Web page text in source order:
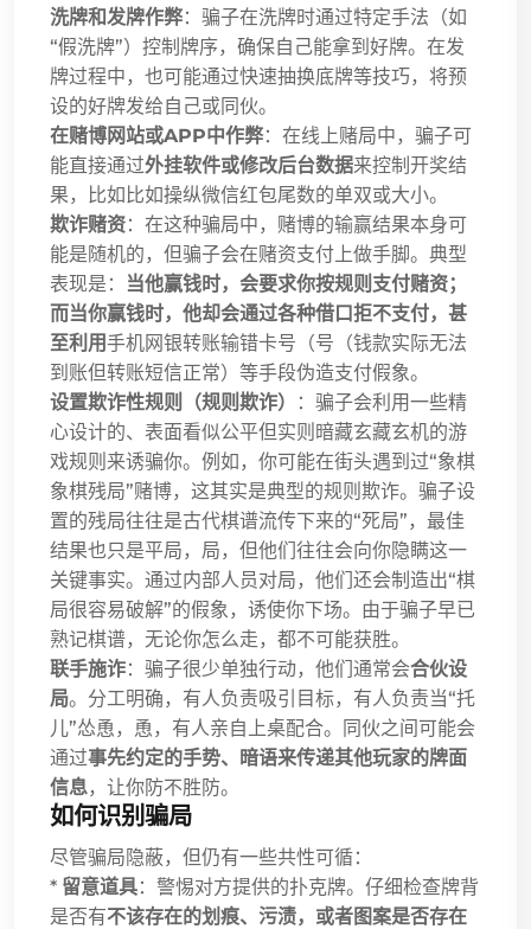
洗牌和发牌作弊：骗子在洗牌时通过特定手法（如
“假洗牌”）控制牌序，确保自己能拿到好牌。在发
牌过程中，也可能通过快速抽换底牌等技巧，将预
设的好牌发给自己或同伙。
在赌博网站或APP中作弊：在线上赌局中，骗子可
能直接通过外挂软件或修改后台数据来控制开奖结
果，比如比如操纵微信红包尾数的单双或大小。
欺诈赌资：在这种骗局中，赌博的输赢结果本身可
能是随机的，但骗子会在赌资支付上做手脚。典型
表现是：
当他赢钱时，会要求你按规则支付赌资；
而当你赢钱时，他却会通过各种借口拒不支付，甚
至利用手机网银转账输错卡号（号（钱款实际无法
到账但转账短信正常）等手段伪造支付假象。
设置欺诈性规则（规则欺诈）
：骗子会利用一些精
心设计的、表面看似公平但实则暗藏玄藏玄机的游
戏规则来诱骗你。例如，你可能在街头遇到过“象棋
象棋残局”赌博，这其实是典型的规则欺诈。骗子设
置的残局往往是古代棋谱流传下来的“死局”，最佳
结果也只是平局，局，但他们往往会向你隐瞒这一
关键事实。通过内部人员对局，他们还会制造出“棋
局很容易破解”的假象，诱使你下场。由于骗子早已
熟记棋谱，无论你怎么走，都不可能获胜。
联手施诈：骗子很少单独行动，他们通常会合伙设
局。分工明确，有人负责吸引目标，有人负责当“托
儿”怂恿，恿，有人亲自上桌配合。同伙之间可能会
通过事先约定的手势、暗语来传递其他玩家的牌面
信息，让你防不胜防。
如何识别骗局
尽管骗局隐蔽，但仍有一些共性可循：
* 留意道具：警惕对方提供的扑克牌。仔细检查牌背
是否有不该存在的划痕、污渍，或者图案是否存在